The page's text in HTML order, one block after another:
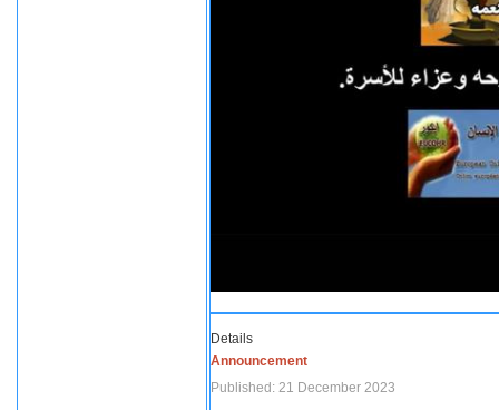
Details
Announcement
Published: 21 December 2023